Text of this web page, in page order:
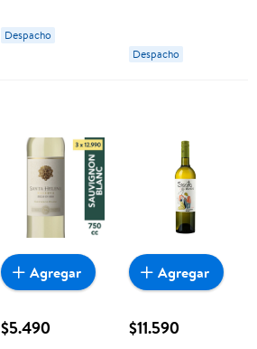
Despacho
Botella
Despacho
$5.490
Agregar
$11.590
Agregar